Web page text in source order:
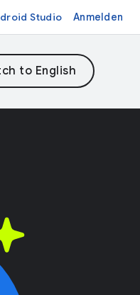
Studio Anmelden